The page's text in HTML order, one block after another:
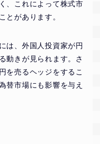
、これによって株式市
とがあります。
は、外国人投資家が円
動きが見られます。さ
を売るヘッジをするこ
替市場にも影響を与え